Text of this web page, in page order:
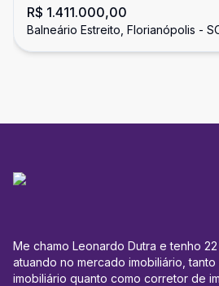
R$ 1.411.000,00
Balneário Estreito, Florianópolis -
Me chamo Leonardo Dutra e tenho
atuando no mercado imobiliário,
imobiliário quanto como corretor de imóveis.